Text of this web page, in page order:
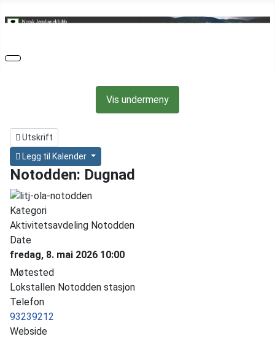
Vis undermeny
Utskrift
Legg til Kalender
Notodden: Dugnad
Kategori
Aktivitetsavdeling Notodden
Date
fredag, 8. mai 2026 10:00
Møtested
Lokstallen Notodden stasjon
Telefon
93239212
Webside